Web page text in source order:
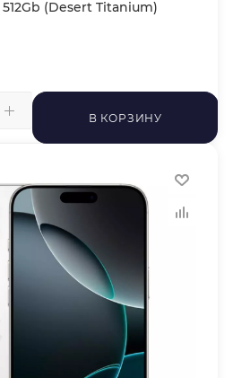
(Desert Titanium)
В КОРЗИНУ